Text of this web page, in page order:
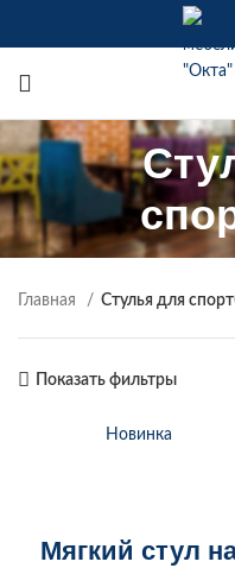
Главная Стулья для
Показать фильтры
Новинка
Мягкий стул